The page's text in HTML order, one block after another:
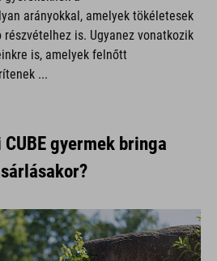
arányokkal, amelyek tökéletesek
is. Ugyanez vonatkozik
is, amelyek felnőtt
...
gyermek bringa